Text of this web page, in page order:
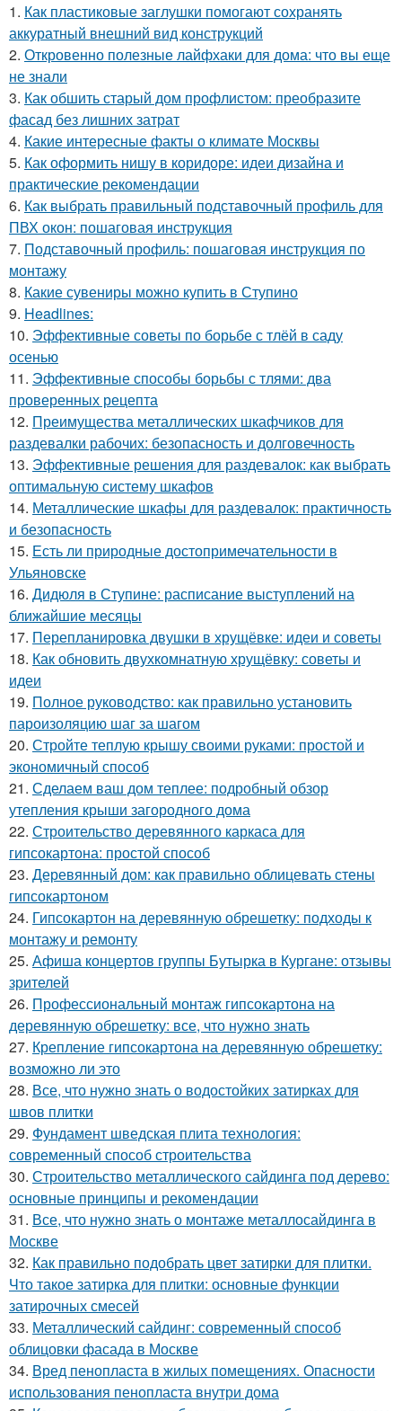
1. Как пластиковые заглушки помогают сохранять
аккуратный внешний вид конструкций
2. Откровенно полезные лайфхаки для дома: что вы еще
не знали
3. Как обшить старый дом профлистом: преобразите
фасад без лишних затрат
4. Какие интересные факты о климате Москвы
5. Как оформить нишу в коридоре: идеи дизайна и
практические рекомендации
6. Как выбрать правильный подставочный профиль для
ПВХ окон: пошаговая инструкция
7. Подставочный профиль: пошаговая инструкция по
монтажу
8. Какие сувениры можно купить в Ступино
9. Headlines:
10. Эффективные советы по борьбе с тлёй в саду
осенью
11. Эффективные способы борьбы с тлями: два
проверенных рецепта
12. Преимущества металлических шкафчиков для
раздевалки рабочих: безопасность и долговечность
13. Эффективные решения для раздевалок: как выбрать
оптимальную систему шкафов
14. Металлические шкафы для раздевалок: практичность
и безопасность
15. Есть ли природные достопримечательности в
Ульяновске
16. Дидюля в Ступине: расписание выступлений на
ближайшие месяцы
17. Перепланировка двушки в хрущёвке: идеи и советы
18. Как обновить двухкомнатную хрущёвку: советы и
идеи
19. Полное руководство: как правильно установить
пароизоляцию шаг за шагом
20. Стройте теплую крышу своими руками: простой и
экономичный способ
21. Сделаем ваш дом теплее: подробный обзор
утепления крыши загородного дома
22. Строительство деревянного каркаса для
гипсокартона: простой способ
23. Деревянный дом: как правильно облицевать стены
гипсокартоном
24. Гипсокартон на деревянную обрешетку: подходы к
монтажу и ремонту
25. Афиша концертов группы Бутырка в Кургане: отзывы
зрителей
26. Профессиональный монтаж гипсокартона на
деревянную обрешетку: все, что нужно знать
27. Крепление гипсокартона на деревянную обрешетку:
возможно ли это
28. Все, что нужно знать о водостойких затирках для
швов плитки
29. Фундамент шведская плита технология:
современный способ строительства
30. Строительство металлического сайдинга под дерево:
основные принципы и рекомендации
31. Все, что нужно знать о монтаже металлосайдинга в
Москве
32. Как правильно подобрать цвет затирки для плитки.
Что такое затирка для плитки: основные функции
затирочных смесей
33. Металлический сайдинг: современный способ
облицовки фасада в Москве
34. Вред пенопласта в жилых помещениях. Опасности
использования пенопласта внутри дома